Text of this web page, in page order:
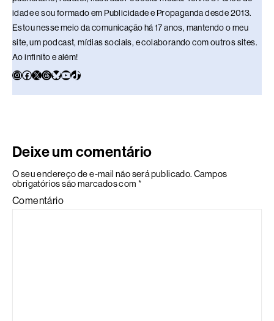
idade e sou formado em Publicidade e Propaganda desde 2013.
Estou nesse meio da comunicação há 17 anos, mantendo o meu
site, um podcast, mídias sociais, e colaborando com outros sites.
Ao infinito e além!
Deixe um comentário
O seu endereço de e-mail não será publicado. Campos
obrigatórios são marcados com *
Comentário